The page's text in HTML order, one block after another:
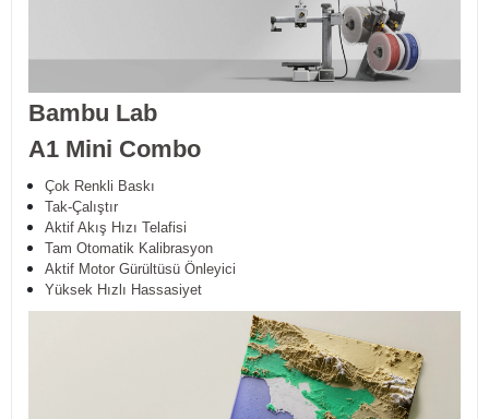
Bambu Lab
A1 Mini Combo
Çok Renkli Baskı
Tak-Çalıştır
Aktif Akış Hızı Telafisi
Tam Otomatik Kalibrasyon
Aktif Motor Gürültüsü Önleyici
Yüksek Hızlı Hassasiyet